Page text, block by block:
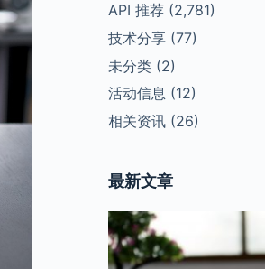
API 推荐(2,781)
技术分享(77)
未分类(2)
活动信息 (12)
相关资讯(26)
最新文章